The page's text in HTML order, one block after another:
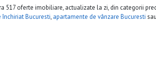
517 oferte imobiliare, actualizate la zi, din categorii
închiriat Bucuresti, apartamente de vânzare Bucuresti sau